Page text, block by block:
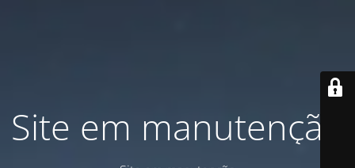
Site em manutenção